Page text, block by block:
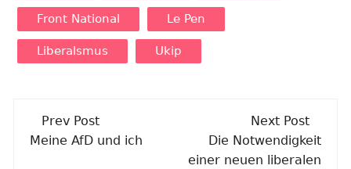
Front National Le Pen
Liberalsmus Ukip
Post
navigation
Prev Post
Meine AfD und ich
Next Post
Die Notwendigkeit
einer neuen liberalen